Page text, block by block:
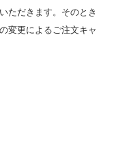
ただきます。そのとき
変更によるご注文キャ